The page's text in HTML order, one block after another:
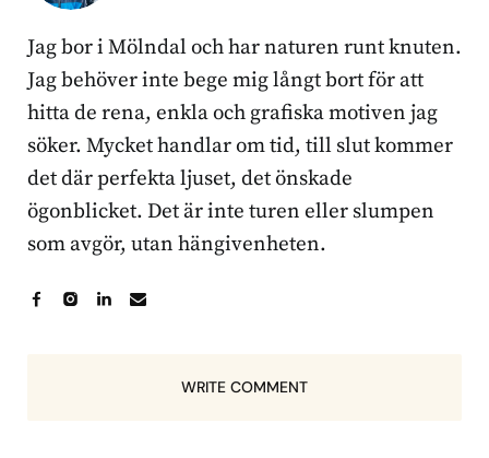
Jag bor i Mölndal och har naturen runt knuten.
Jag behöver inte bege mig långt bort för att
hitta de rena, enkla och grafiska motiven jag
söker. Mycket handlar om tid, till slut kommer
det där perfekta ljuset, det önskade
ögonblicket. Det är inte turen eller slumpen
som avgör, utan hängivenheten.
WRITE COMMENT